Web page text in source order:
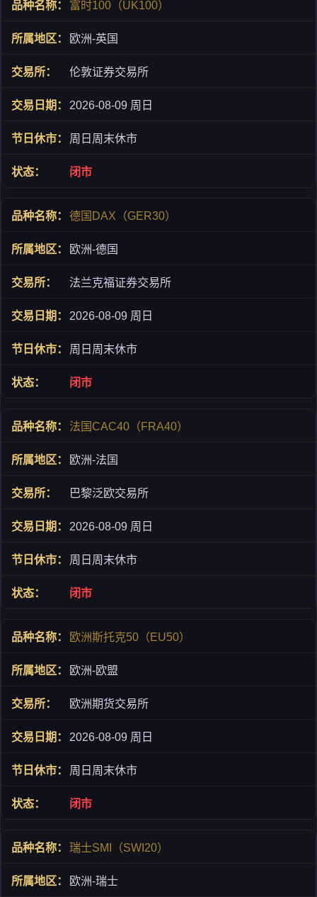
富时100（UK100）
欧洲-英国
伦敦证券交易所
2026-08-09 周日
周日周末休市
闭市
德国DAX（GER30）
欧洲-德国
法兰克福证券交易所
2026-08-09 周日
周日周末休市
闭市
法国CAC40（FRA40）
欧洲-法国
巴黎泛欧交易所
2026-08-09 周日
周日周末休市
闭市
欧洲斯托克50（EU50）
欧洲-欧盟
欧洲期货交易所
2026-08-09 周日
周日周末休市
闭市
瑞士SMI（SWI20）
欧洲-瑞士